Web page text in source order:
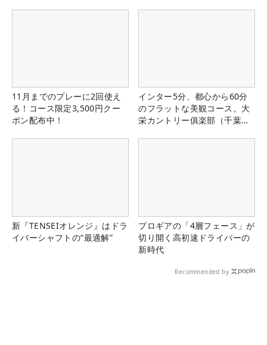
11月までのプレーに2回使え
る！コース限定3,500円クー
ポン配布中！
インター5分、都心から60分
のフラットな美観コース。大
栄カントリー俱楽部（千葉
新『TENSEIオレンジ』はドラ
イバーシャフトの“最適解”
プロギアの「4層フェース」が
切り開く高初速ドライバーの
新時代
Recommended by